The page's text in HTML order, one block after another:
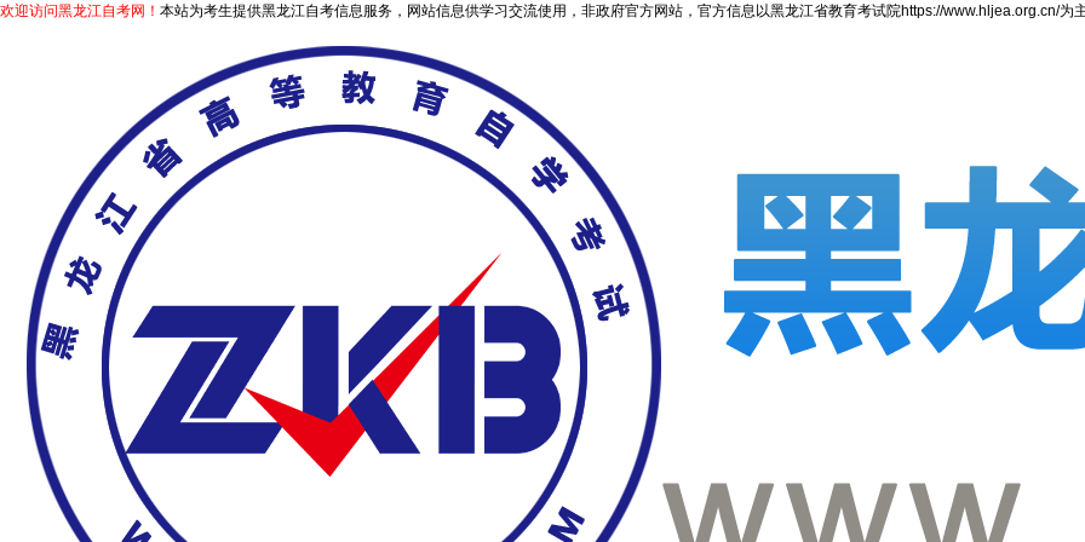
欢迎访问黑龙江自考网！ 本站为考生提供黑龙江自考信息服务，网站信息供学习交流使用，非政府官方网站，官方信息以黑龙江省教育考试院https://www.hljea.org.cn/为